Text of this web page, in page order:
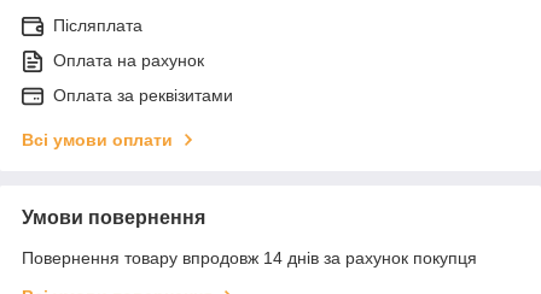
Післяплата
Оплата на рахунок
Оплата за реквізитами
Всі умови оплати
Умови повернення
Повернення товару впродовж 14 днів за рахунок покупця